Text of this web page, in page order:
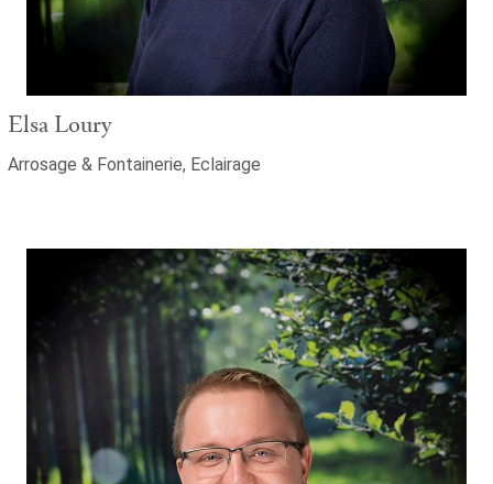
Elsa Loury
Arrosage & Fontainerie, Eclairage